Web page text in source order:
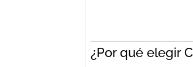
¿Por qué elegir